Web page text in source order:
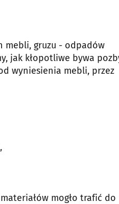
mebli, gruzu - odpadów
jak kłopotliwe bywa
wyniesienia mebli, przez
mogło trafić do